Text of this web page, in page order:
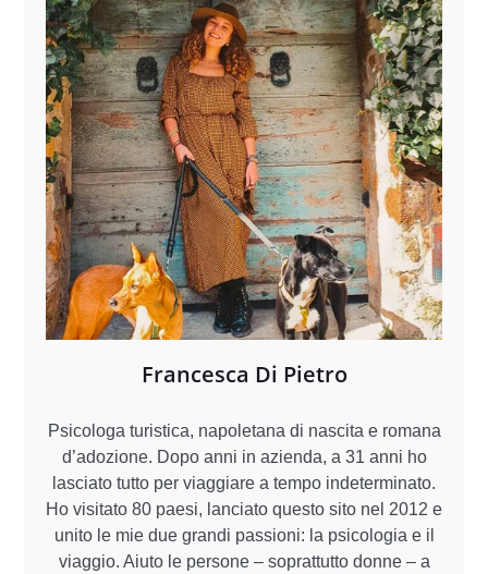
Francesca Di Pietro
Psicologa turistica, napoletana di nascita e romana
d’adozione. Dopo anni in azienda, a 31 anni ho
lasciato tutto per viaggiare a tempo indeterminato.
Ho visitato 80 paesi, lanciato questo sito nel 2012 e
unito le mie due grandi passioni: la psicologia e il
viaggio. Aiuto le persone – soprattutto donne – a